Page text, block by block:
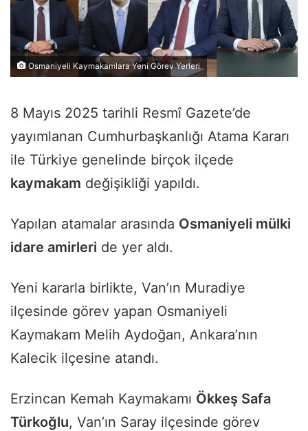
Osmaniyeli Kaymakamlara Yeni Görev Yerleri
8 Mayıs 2025 tarihli Resmî Gazete’de
yayımlanan Cumhurbaşkanlığı Atama Kararı
ile Türkiye genelinde birçok ilçede
kaymakam değişikliği yapıldı.
Yapılan atamalar arasında Osmaniyeli mülki
idare amirleri de yer aldı.
Yeni kararla birlikte, Van’ın Muradiye
ilçesinde görev yapan Osmaniyeli
Kaymakam Melih Aydoğan, Ankara’nın
Kalecik ilçesine atandı.
Erzincan Kemah Kaymakamı Ökkeş Safa
Türkoğlu, Van’ın Saray ilçesinde görev